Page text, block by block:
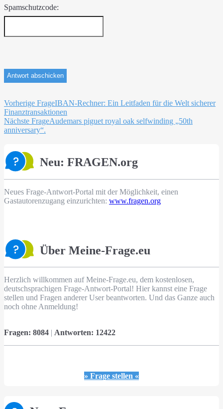
Spamschutzcode:
Beitragsnavigation
Vorherige FrageIBAN-Rechner: Ein Leitfaden für die Welt sicherer
Finanztransaktionen
Nächste FrageAudemars piguet royal oak selfwinding „50th
anniversary“.
Neu: FRAGEN.org
Neues Frage-Antwort-Portal mit der Möglichkeit, einen
Gastautorenzugang einzurichten: www.fragen.org
Über Meine-Frage.eu
Herzlich willkommen auf Meine-Frage.eu, dem kostenlosen,
deutschsprachigen Frage-Antwort-Portal! Hier kannst eine Frage
stellen und Fragen anderer User beantworten. Und das Ganze auch
noch ohne Anmeldung!
Fragen: 8084 | Antworten: 12422
» Frage stellen «